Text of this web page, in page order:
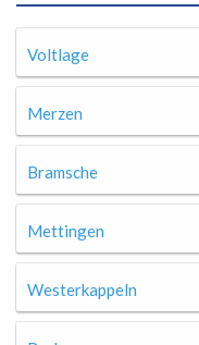
Voltlage
Merzen
Bramsche
Mettingen
Westerkappeln